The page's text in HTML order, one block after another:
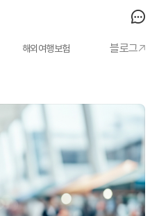
해외여행보험 블로그